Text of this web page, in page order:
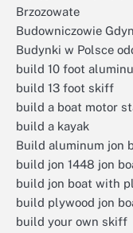
Brzozowate
Budowniczowie
Budynki w Polsce
build 10 foot
build 13 foot skiff
build a boat motor
build a kayak
Build aluminum jon
build jon 1448 jon
build jon boat with
build plywood jon
build your own skiff